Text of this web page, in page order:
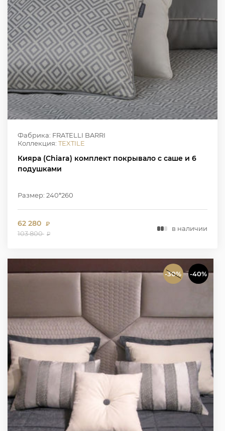
Фабрика: FRATELLI BARRI
Коллекция: TEXTILE
Кияра (Chiara) комплект покрывало с саше и 6
подушками
Размер: 240*260
62 280 ₽
103 800 ₽
в наличии
-30% -40%